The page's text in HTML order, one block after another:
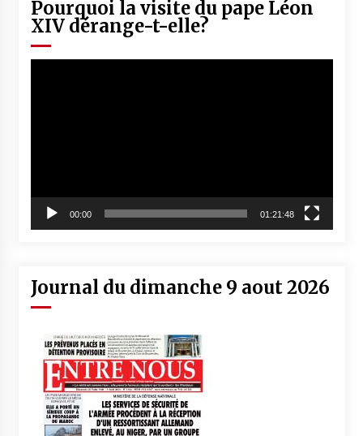
Pourquoi la visite du pape Léon
XIV dérange-t-elle?
00:00 01:21:48
Journal du dimanche 9 aout 2026